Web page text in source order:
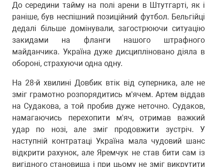
До середини тайму на полі арени в Штутгарті, як і
раніше, був неспішний позиційний футбол. Бельгійці
дедалі більше домінували, загострюючи ситуацію
закидами на фланги нашого штрафного
майданчика. Україна дуже дисципліновано діяла в
обороні, страхуючи одна одну.
На 28-й хвилині Довбик втік від суперника, але не
зміг грамотно розпорядитись м'ячем. Артем віддав
на Судакова, а той пробив дуже неточно. Судаков,
намагаючись перехопити м'яч, отримав важкий
удар по нозі, але зміг продовжити зустріч. У
наступній контратаці Україна мала чудовий шанс
відкрити рахунок, але Яремчук не став бити сам із
вигідного становища і при цьому не зміг викрутити